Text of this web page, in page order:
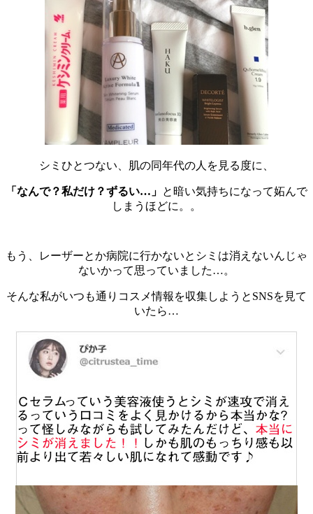
シミひとつない、肌の同年代の人を見る度に、
「なんで？私だけ？ずるい…」 と暗い気持ちになって妬んで
しまうほどに。。
もう、レーザーとか病院に行かないとシミは消えないんじゃ
ないかって思っていました…。
そんな私がいつも通りコスメ情報を収集しようとSNSを見て
いたら…